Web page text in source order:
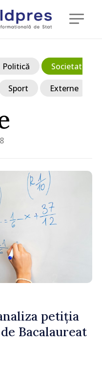
Politică Societate
Sport Externe
petiția
Bacalaureat